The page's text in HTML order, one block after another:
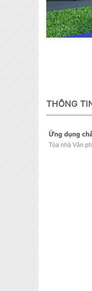
THÔNG
Ứng dụng ch
Tòa nhà Văn